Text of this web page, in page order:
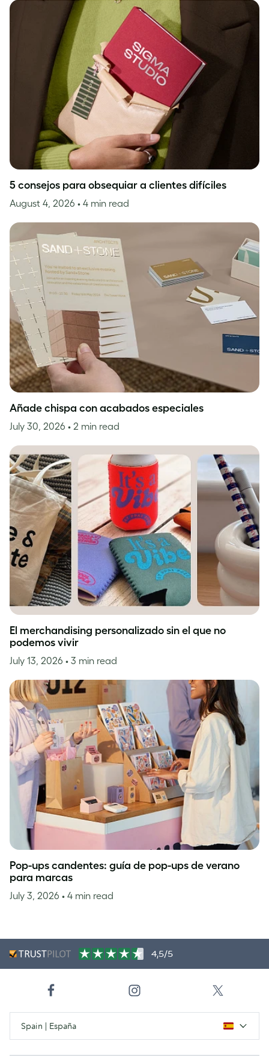
5 consejos para obsequiar a clientes difíciles
August 4, 2026 • 4 min read
Añade chispa con acabados especiales
July 30, 2026 • 2 min read
El merchandising personalizado sin el que no
podemos vivir
July 13, 2026 • 3 min read
Pop-ups candentes: guía de pop-ups de verano
para marcas
July 3, 2026 • 4 min read
4,5/5
Spain | España